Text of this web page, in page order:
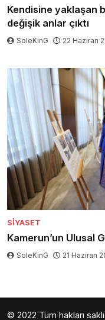
Kendisine yaklaşan
değişik anlar çıktı
SoleKinG 22 Haziran
SIYASET
Kamerun’un Ulusal
SoleKinG 21 Haziran
© 2022 Tüm hakları